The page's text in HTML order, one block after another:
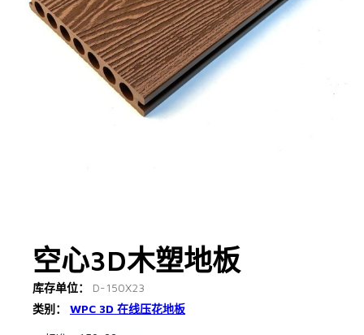
空心3D木塑地板
库存单位： D-150X23
类别： WPC 3D 在线压花地板